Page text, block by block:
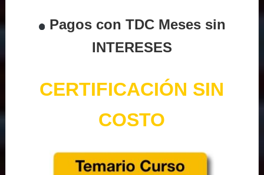
Pagos con TDC Meses sin
INTERESES
CERTIFICACIÓN SIN
COSTO